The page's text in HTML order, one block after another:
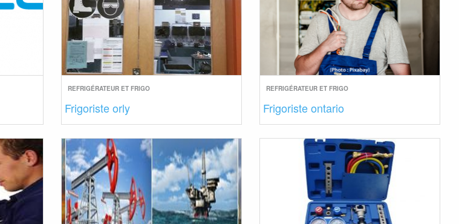
REFRIGÉRATEUR ET FRIGO
Frigoriste orly
REFRIGÉRATEUR ET FRIGO
Frigoriste ontario